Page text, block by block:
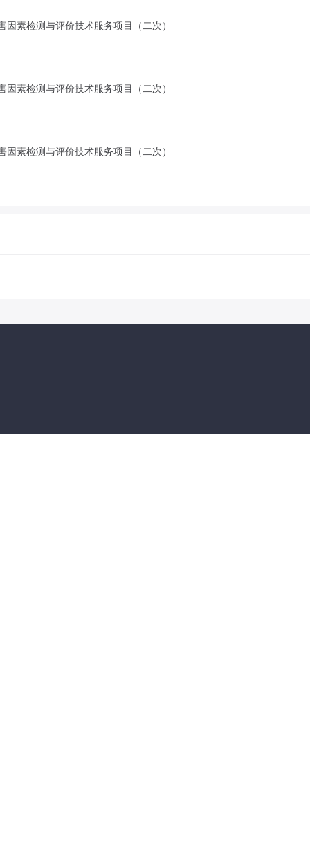
素检测与评价技术服务项目（二次）
素检测与评价技术服务项目（二次）
素检测与评价技术服务项目（二次）